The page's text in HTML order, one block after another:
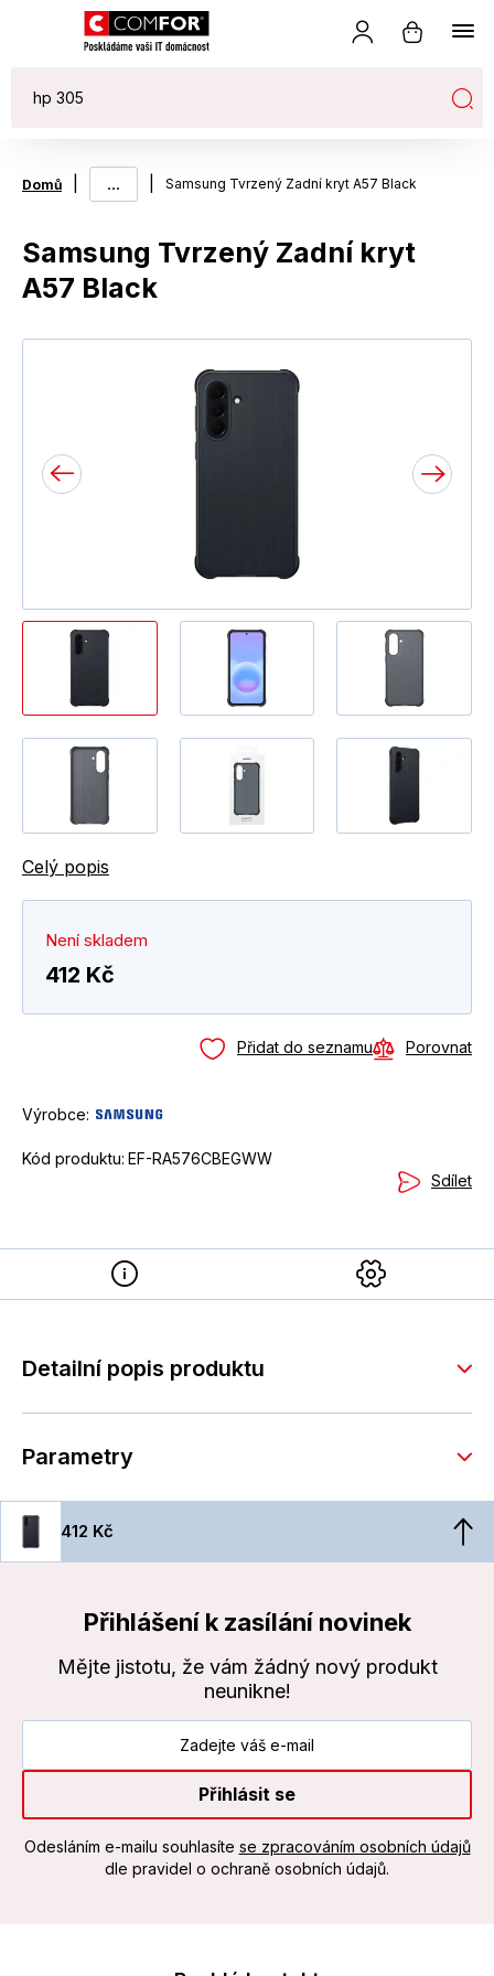
Domů ... Samsung Tvrzený Zadní kryt A57 Black
Samsung Tvrzený Zadní kryt
A57 Black
Celý popis
Není skladem
412 Kč
Přidat do seznamu Porovnat
Výrobce:
Kód produktu: EF-RA576CBEGWW
Sdílet
Detailní popis produktu
Parametry
412 Kč
Přihlášení k zasílání novinek
Mějte jistotu, že vám žádný nový produkt
neunikne!
Přihlásit se
Odesláním e-mailu souhlasíte se zpracováním osobních údajů
dle pravidel o ochraně osobních údajů.